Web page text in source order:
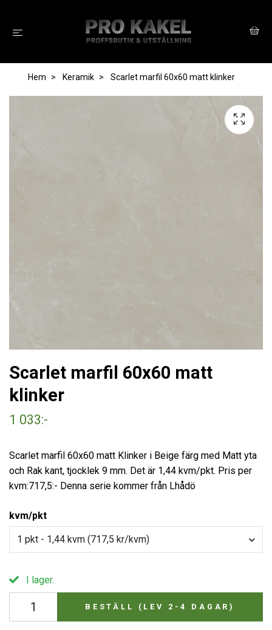
Hem Keramik Scarlet marfil 60x60 matt klinker
Scarlet marfil 60x60 matt
klinker
1 033:-
Scarlet marfil 60x60 matt Klinker i Beige färg med Matt yta
och Rak kant, tjocklek 9 mm. Det är 1,44 kvm/pkt. Pris per
kvm:717,5:- Denna serie kommer från Lhådö
kvm/pkt
1 pkt - 1,44 kvm (717,5 kr/kvm)
I lager.
BESTÄLL (LEV 2-4 DAGAR)